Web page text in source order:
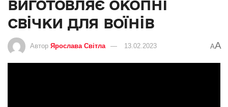
свічки для воїнів
Автор Ярослава Світла 13.02.2023 AA